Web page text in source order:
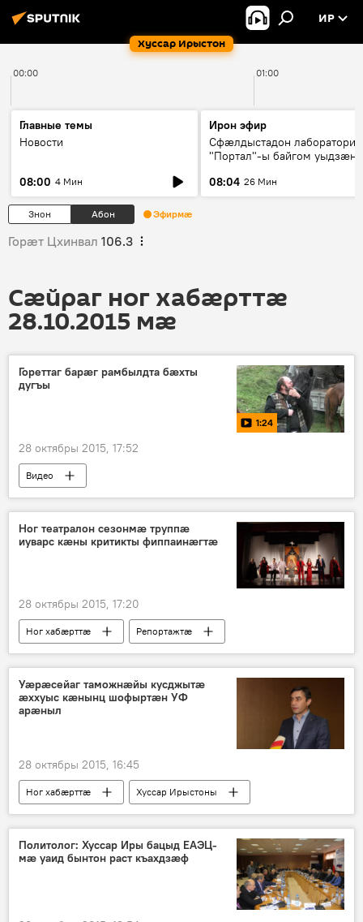
Хуссар Ирыстон
ИР
00:00 01:00
Главные темы
Новости
08:00 4 Мин
Ирон эфир
Сфæлдыстадон лаборатори
"Портал"-ы байгом уыдзæн
Æхсары куыстыты равдыст
08:04 26 Мин
Знон Абон Эфирмæ
Горӕт Цхинвал 106.3
Сӕйраг ног хабӕрттӕ
28.10.2015 мӕ
Гореттаг барӕг рамбылдта бӕхты
дугъы
1:24
28 октябры 2015, 17:52
Видео
Ног театралон сезонмӕ труппӕ
иуварс кӕны критикты фиппаинӕгтӕ
28 октябры 2015, 17:20
Ног хабӕрттӕ Репортажтӕ
Уӕрӕсейаг таможнӕйы кусджытӕ
ӕххуыс кӕнынц шофыртӕн УФ
арӕныл
28 октябры 2015, 16:45
Ног хабӕрттӕ Хуссар Ирыстоны
Политолог: Хуссар Иры бацыд ЕАЭЦ-
мæ уаид бынтон раст къахдзæф